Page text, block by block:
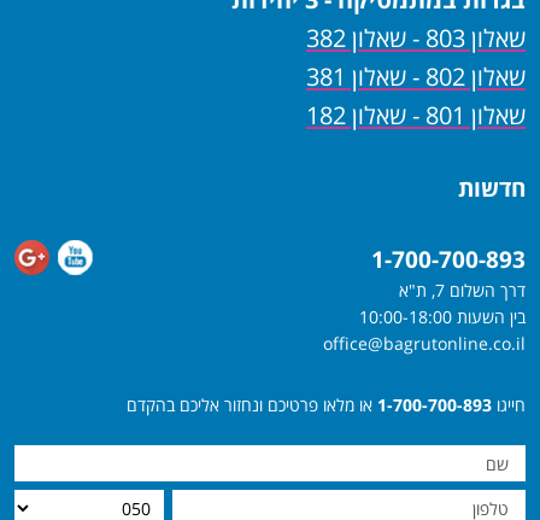
שאלון 803 - שאלון 382
שאלון 802 - שאלון 381
שאלון 801 - שאלון 182
חדשות
1-700-700-893
דרך השלום 7, ת"א
בין השעות 10:00-18:00
office@bagrutonline.co.il
חייגו 1-700-700-893 או מלאו פרטיכם ונחזור אליכם בהקדם